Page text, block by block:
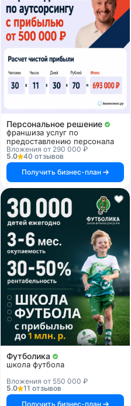
Персональное решение
франшиза услуг по
предоставлению персонала
Вложения от 290 000 ₽
5.0
40 отзывов
Получить бизнес-план
Футболика
школа футбола
Вложения от 550 000 ₽
5.0
11 отзывов
Получить бизнес-план